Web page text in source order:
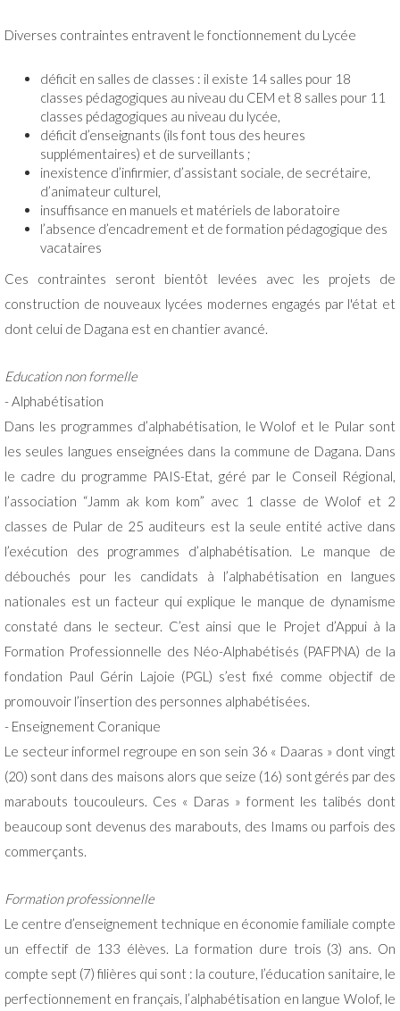
Diverses contraintes entravent le fonctionnement du Lycée
déficit en salles de classes : il existe 14 salles pour 18
classes pédagogiques au niveau du CEM et 8 salles pour 11
classes pédagogiques au niveau du lycée,
déficit d’enseignants (ils font tous des heures
supplémentaires) et de surveillants ;
inexistence d’infirmier, d’assistant sociale, de secrétaire,
d’animateur culturel,
insuffisance en manuels et matériels de laboratoire
l’absence d’encadrement et de formation pédagogique des
vacataires
Ces contraintes seront bientôt levées avec les projets de
construction de nouveaux lycées modernes engagés par l'état et
dont celui de Dagana est en chantier avancé.
Education non formelle
- Alphabétisation
Dans les programmes d’alphabétisation, le Wolof et le Pular sont
les seules langues enseignées dans la commune de Dagana. Dans
le cadre du programme PAIS-Etat, géré par le Conseil Régional,
l’association “Jamm ak kom kom” avec 1 classe de Wolof et 2
classes de Pular de 25 auditeurs est la seule entité active dans
l’exécution des programmes d’alphabétisation. Le manque de
débouchés pour les candidats à l’alphabétisation en langues
nationales est un facteur qui explique le manque de dynamisme
constaté dans le secteur. C’est ainsi que le Projet d’Appui à la
Formation Professionnelle des Néo-Alphabétisés (PAFPNA) de la
fondation Paul Gérin Lajoie (PGL) s’est fixé comme objectif de
promouvoir l’insertion des personnes alphabétisées.
- Enseignement Coranique
Le secteur informel regroupe en son sein 36 « Daaras » dont vingt
(20) sont dans des maisons alors que seize (16) sont gérés par des
marabouts toucouleurs. Ces « Daras » forment les talibés dont
beaucoup sont devenus des marabouts, des Imams ou parfois des
commerçants.
Formation professionnelle
Le centre d’enseignement technique en économie familiale compte
un effectif de 133 élèves. La formation dure trois (3) ans. On
compte sept (7) filières qui sont : la couture, l’éducation sanitaire, le
perfectionnement en français, l’alphabétisation en langue Wolof, le